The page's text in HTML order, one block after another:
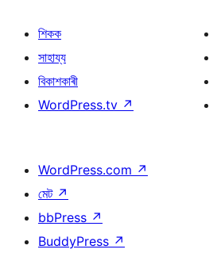
শিকক
সাহায্য
বিকাশকাৰী
WordPress.tv ↗
WordPress.com ↗
মেট ↗
bbPress ↗
BuddyPress ↗